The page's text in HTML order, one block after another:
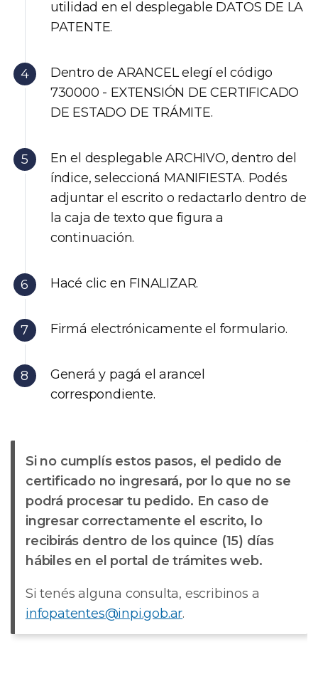
utilidad en el desplegable DATOS DE LA
PATENTE.
Dentro de ARANCEL elegí el código
730000 - EXTENSIÓN DE CERTIFICADO
DE ESTADO DE TRÁMITE.
En el desplegable ARCHIVO, dentro del
índice, seleccioná MANIFIESTA. Podés
adjuntar el escrito o redactarlo dentro de
la caja de texto que figura a
continuación.
Hacé clic en FINALIZAR.
Firmá electrónicamente el formulario.
Generá y pagá el arancel
correspondiente.
Si no cumplís estos pasos, el pedido de
certificado no ingresará, por lo que no se
podrá procesar tu pedido. En caso de
ingresar correctamente el escrito, lo
recibirás dentro de los quince (15) días
hábiles en el portal de trámites web.
Si tenés alguna consulta, escribinos a
infopatentes@inpi.gob.ar.